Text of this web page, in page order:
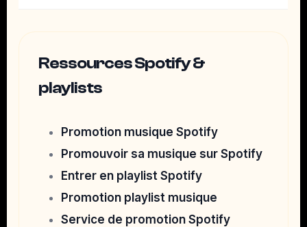
Ressources Spotify &
playlists
Promotion musique Spotify
Promouvoir sa musique sur Spotify
Entrer en playlist Spotify
Promotion playlist musique
Service de promotion Spotify